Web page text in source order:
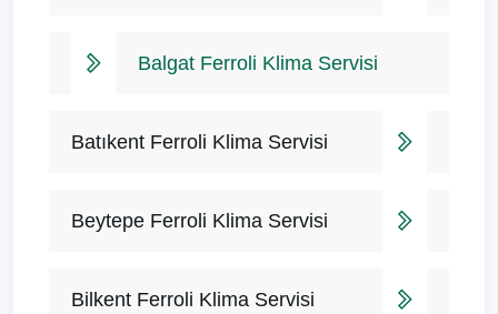
Balgat Ferroli Klima Servisi
Batıkent Ferroli Klima Servisi
Beytepe Ferroli Klima Servisi
Bilkent Ferroli Klima Servisi